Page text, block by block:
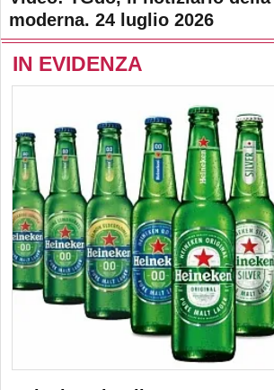
moderna. 24 luglio 2026
IN EVIDENZA